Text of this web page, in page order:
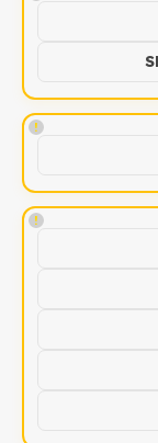
!
!